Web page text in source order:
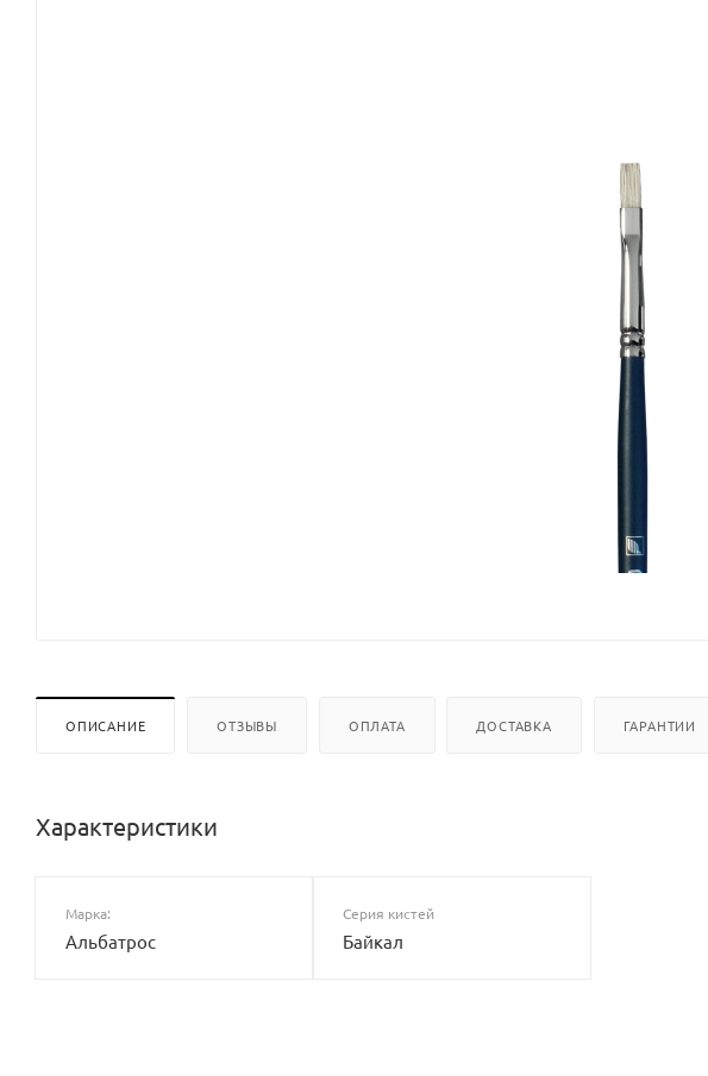
ОПИСАНИЕ ОТЗЫВЫ ОПЛАТА ДОСТАВКА ГАРАНТИИ
Характеристики
Марка:
Альбатрос
Серия кистей
Байкал